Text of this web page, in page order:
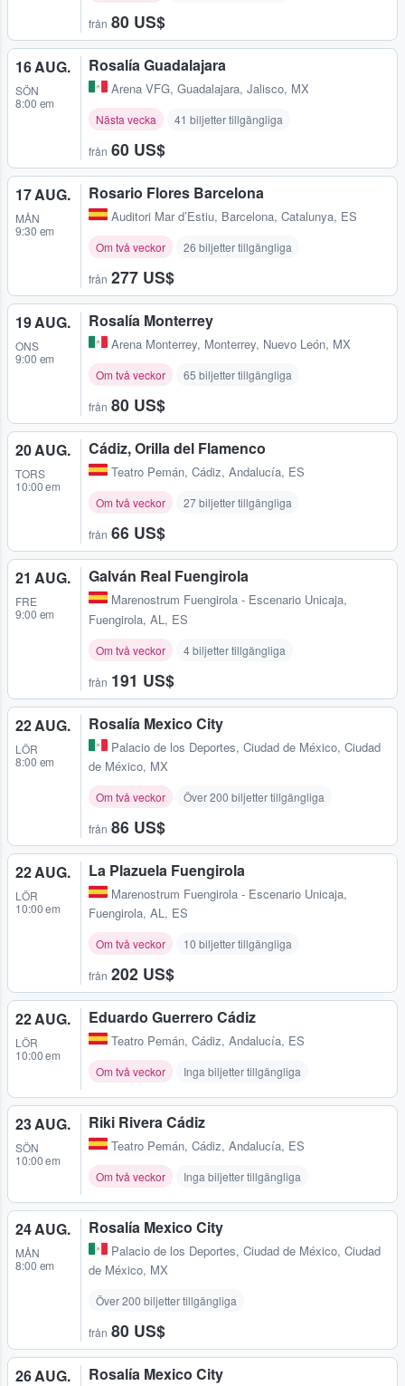
från 80 US$
16 AUG.
SÖN
8:00 em
Rosalía Guadalajara
Arena VFG, Guadalajara, Jalisco, MX
Nästa vecka 41 biljetter tillgängliga
från 60 US$
17 AUG.
MÅN
9:30 em
Rosario Flores Barcelona
Auditori Mar d’Estiu, Barcelona, Catalunya, ES
Om två veckor 26 biljetter tillgängliga
från 277 US$
19 AUG.
ONS
9:00 em
Rosalía Monterrey
Arena Monterrey, Monterrey, Nuevo León, MX
Om två veckor 65 biljetter tillgängliga
från 80 US$
20 AUG.
TORS
10:00 em
Cádiz, Orilla del Flamenco
Teatro Pemán, Cádiz, Andalucía, ES
Om två veckor 27 biljetter tillgängliga
från 66 US$
21 AUG.
FRE
9:00 em
Galván Real Fuengirola
Marenostrum Fuengirola - Escenario Unicaja,
Fuengirola, AL, ES
Om två veckor 4 biljetter tillgängliga
från 191 US$
22 AUG.
LÖR
8:00 em
Rosalía Mexico City
Palacio de los Deportes, Ciudad de México, Ciudad
de México, MX
Om två veckor Över 200 biljetter tillgängliga
från 86 US$
22 AUG.
LÖR
10:00 em
La Plazuela Fuengirola
Marenostrum Fuengirola - Escenario Unicaja,
Fuengirola, AL, ES
Om två veckor 10 biljetter tillgängliga
från 202 US$
22 AUG.
LÖR
10:00 em
Eduardo Guerrero Cádiz
Teatro Pemán, Cádiz, Andalucía, ES
Om två veckor Inga biljetter tillgängliga
23 AUG.
SÖN
10:00 em
Riki Rivera Cádiz
Teatro Pemán, Cádiz, Andalucía, ES
Om två veckor Inga biljetter tillgängliga
24 AUG.
MÅN
8:00 em
Rosalía Mexico City
Palacio de los Deportes, Ciudad de México, Ciudad
de México, MX
Över 200 biljetter tillgängliga
från 80 US$
26 AUG. Rosalía Mexico City